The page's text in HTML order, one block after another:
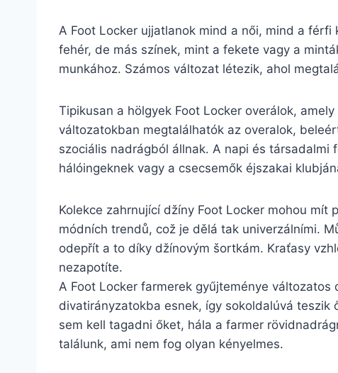
A Foot Locker ujjatlanok mind a női, mind a
fehér, de más színek, mint a fekete vagy a
munkához. Számos változat létezik, ahol
Tipikusan a hölgyek Foot Locker overálok,
változatokban megtalálhatók az overalok,
szociális nadrágból állnak. A napi és
hálóingeknek vagy a csecsemők éjszakai
Kolekce zahrnující džíny Foot Locker mohou
módních trendů, což je dělá tak univerzálními.
odepřít a to díky džínovým šortkám. Kraťasy
nezapotíte.
A Foot Locker farmerek gyűjteménye
divatirányzatokba esnek, így sokoldalúvá
sem kell tagadni őket, hála a farmer
találunk, ami nem fog olyan kényelmes.